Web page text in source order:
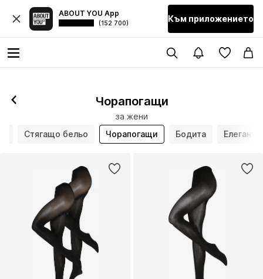
ABOUT YOU App
(152 700) Към приложението
Чорапогащи
за жени
Стягащо бельо Чорапогащи Бодита